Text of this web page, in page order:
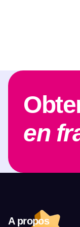
en
A propos